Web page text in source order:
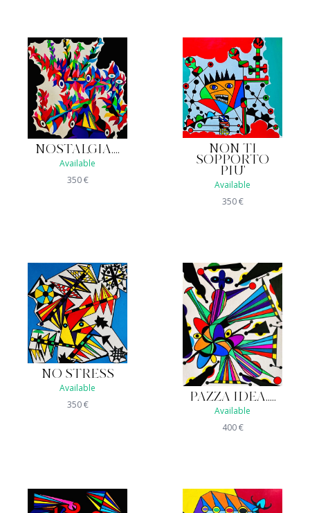
NOSTALGIA....
Available
350€
NON TI
SOPPORTO
PIU'
Available
350€
NO STRESS
Available
350€
PAZZA IDEA.....
Available
400€